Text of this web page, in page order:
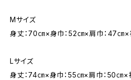
Mサイズ
身丈：70㎝×身巾：52㎝×肩巾：47㎝×
Lサイズ
身丈：74㎝×身巾：55㎝×肩巾：50㎝×